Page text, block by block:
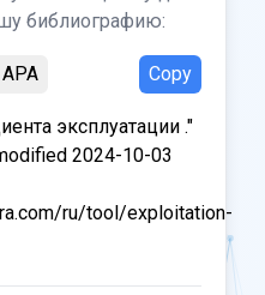
библиографию:
APA Copy
эксплуатации ."
2024-10-03
ru/tool/exploitation-